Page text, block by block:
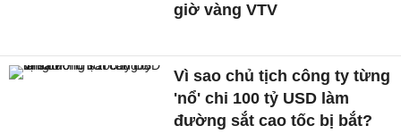
giờ vàng VTV
Vì sao chủ tịch công ty từng
'nổ' chi 100 tỷ USD làm
đường sắt cao tốc bị bắt?